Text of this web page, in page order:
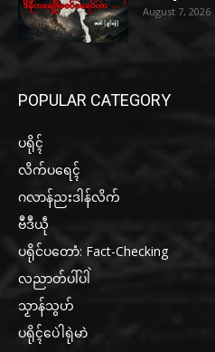
August 7, 2026
POPULAR CATEGORY
ပရိုၚ်
လိက်ပရေၚ်
ဂလာန်ညးဒါန်လိက်
ဗဳဒဳယဵု
ပရိုင်ပတောံ: Fact-Checking
လညာတ်ပါ်ပါဲ
သၟာန်သွဟ်
ပရိုၚ်ပေဲါရုဲမာဲ